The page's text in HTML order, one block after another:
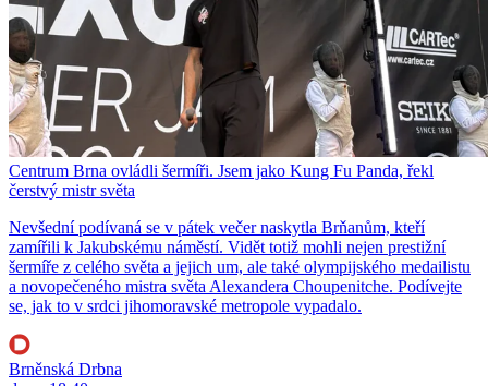
Centrum Brna ovládli šermíři. Jsem jako Kung Fu Panda, řekl
čerstvý mistr světa
Nevšední podívaná se v pátek večer naskytla Brňanům, kteří
zamířili k Jakubskému náměstí. Vidět totiž mohli nejen prestižní
šermíře z celého světa a jejich um, ale také olympijského medailistu
a novopečeného mistra světa Alexandera Choupenitche. Podívejte
se, jak to v srdci jihomoravské metropole vypadalo.
Brněnská Drbna